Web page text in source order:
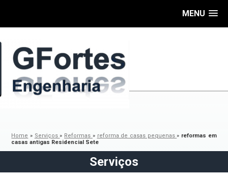
MENU
Home » Serviços» Reformas » reforma de casas pequenas» reformas em
casas antigas Residencial Sete
Serviços